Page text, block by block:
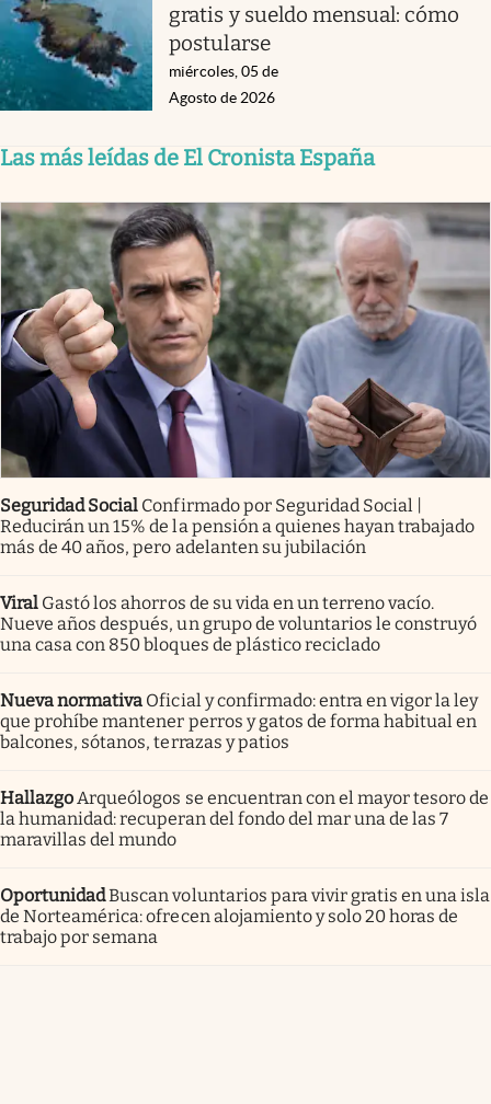
gratis y sueldo mensual: cómo
postularse
miércoles, 05 de
Agosto de 2026
Las más leídas de El Cronista España
Seguridad Social Confirmado por Seguridad Social |
Reducirán un 15% de la pensión a quienes hayan trabajado
más de 40 años, pero adelanten su jubilación
Viral Gastó los ahorros de su vida en un terreno vacío.
Nueve años después, un grupo de voluntarios le construyó
una casa con 850 bloques de plástico reciclado
Nueva normativa Oficial y confirmado: entra en vigor la ley
que prohíbe mantener perros y gatos de forma habitual en
balcones, sótanos, terrazas y patios
Hallazgo Arqueólogos se encuentran con el mayor tesoro de
la humanidad: recuperan del fondo del mar una de las 7
maravillas del mundo
OportunidadBuscan voluntarios para vivir gratis en una isla
de Norteamérica: ofrecen alojamiento y solo 20 horas de
trabajo por semana